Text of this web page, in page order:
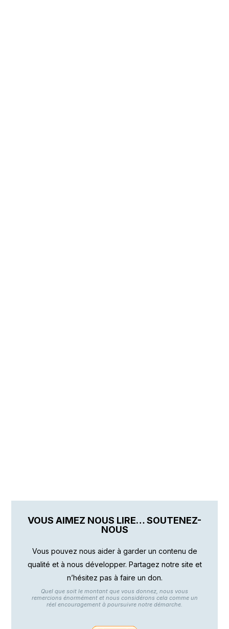
VOUS AIMEZ NOUS LIRE… SOUTENEZ-
NOUS
Vous pouvez nous aider à garder un contenu de
qualité et à nous développer. Partagez notre site et
n’hésitez pas à faire un don.
Quel que soit le montant que vous donnez, nous vous
remercions énormément et nous considérons cela comme un
réel encouragement à poursuivre notre démarche.